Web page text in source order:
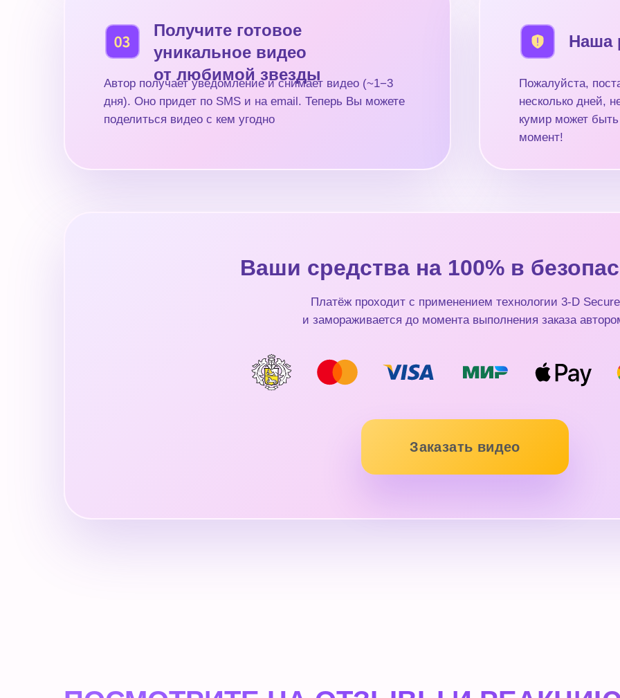
Автор получает уведомление и снимает видео (~1−3
дня). Оно придет по SMS и на email. Теперь Вы можете
поделиться видео с кем угодно
Получите готовое
уникальное видео
от любимой звезды
Пожалуйста,
несколько дней,
кумир может
момент!
Наша
Платёж проходит с применением технологии 3-D Secure
и замораживается до момента выполнения заказа
Ваши средства на 100% в
Заказать видео